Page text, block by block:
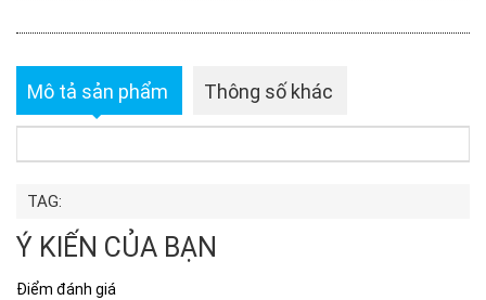
Mô tả sản phẩm Thông số khác
TAG:
Ý KIẾN CỦA BẠN
Điểm đánh giá